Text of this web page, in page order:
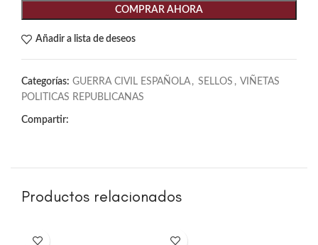
COMPRAR AHORA
Añadir a lista de deseos
Categorías: GUERRA CIVIL ESPAÑOLA , SELLOS , VIÑETAS
POLITICAS REPUBLICANAS
Compartir:
Productos relacionados